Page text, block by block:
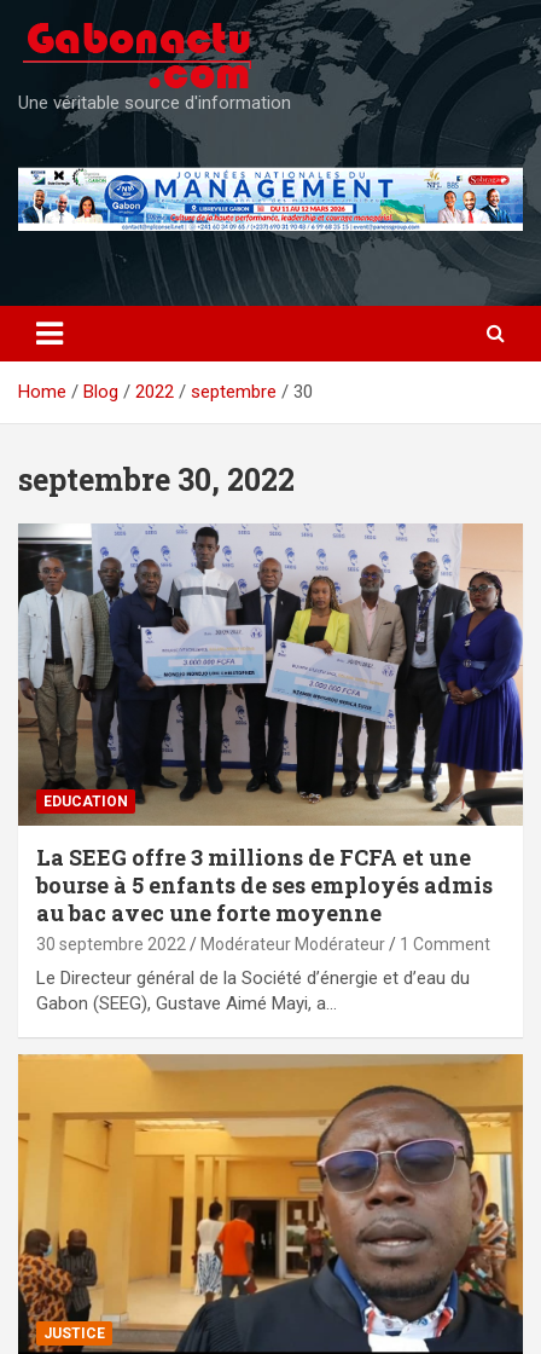
content
Une véritable source d'information
Home Blog 2022 septembre 30
septembre 30, 2022
EDUCATION
La SEEG offre 3 millions de FCFA et une
bourse à 5 enfants de ses employés admis
au bac avec une forte moyenne
30 septembre 2022 Modérateur Modérateur 1 Comment
Le Directeur général de la Société d’énergie et d’eau du
Gabon (SEEG), Gustave Aimé Mayi, a…
JUSTICE